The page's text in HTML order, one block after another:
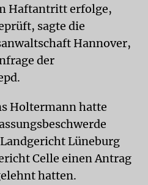
Haftantritt erfolge,
sagte die
Hannover,
der
Holtermann hatte
Lüneburg
Celle einen Antrag
hatten.